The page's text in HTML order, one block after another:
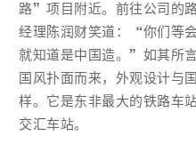
路”项目附近。前往公司的
经理陈润财笑道：“你们等
就知道是中国造。”如其所
国风扑面而来，外观设计与
样。它是东非最大的铁路车
交汇车站。